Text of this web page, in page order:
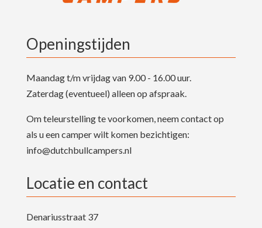
Openingstijden
Maandag t/m vrijdag van 9.00 - 16.00 uur.
Zaterdag (eventueel) alleen op afspraak.
Om teleurstelling te voorkomen, neem contact op
als u een camper wilt komen bezichtigen:
info@dutchbullcampers.nl
Locatie en contact
Denariusstraat 37